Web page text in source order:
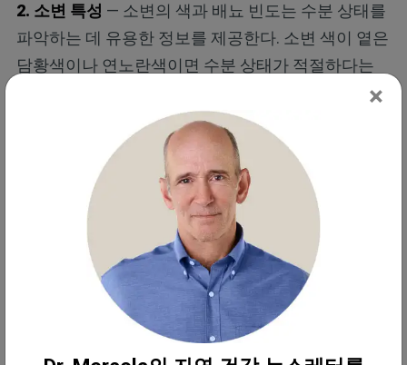
2. 소변 특성 — 소변의 색과 배뇨 빈도는 수분 상태를
파악하는 데 유용한 정보를 제공한다. 소변 색이 옅은
담황색이나 연노란색이면 수분 상태가 적절하다는
의미이며, 진한 노란색이나 호박색은 탈수를 시사한
수분 상태가 좋은 사람은 하루 7~8회 정도 소변을 본
다. 화장실을 덜 가거나 소변 양이 적다면 수분 섭취
를 늘려야 한다는 신호일 수 있다.
물 중독으로도 알려진 과도한 수분 섭취는 탈수만큼
이나 위험할 수 있다는 점을 기억해야 한다. 건강한
사람에게는 드물지만 과도한 수분 섭취는 혈액을 희
석시켜 나트륨 농도를 떨어뜨려 심각한 전해질 불균
×